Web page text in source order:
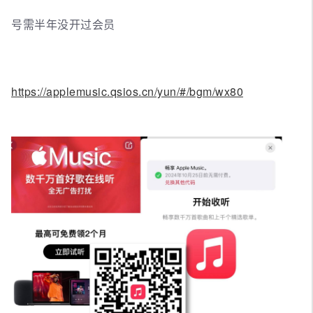
号需半年没开过会员
https://applemusic.qsios.cn/yun/#/bgm/wx80